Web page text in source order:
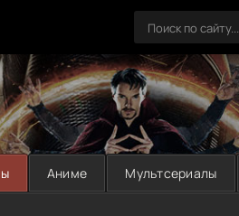
Аниме Мультсериалы